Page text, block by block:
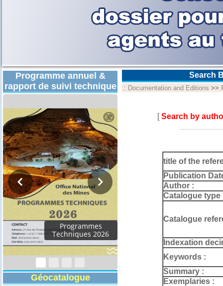
Programme annuel &
rapport de suivi technique
Programmes
Techniques 2026
Géocatalogue
Search
:: Documentation and Editions >>
[Search by
title of the
Publication
Author :
Catalogue type
Catalogue
Indexation
Keywords :
Summary :
Exemplaries :